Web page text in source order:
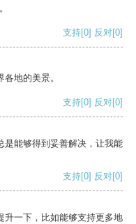
支持[0] 反对[0]
地的美景。
支持[0] 反对[0]
是能够得到妥善解决，让我能
支持[0] 反对[0]
升一下，比如能够支持更多地